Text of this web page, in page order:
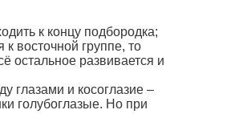
к концу подбородка;
восточной группе, то
остальное развивается и
глазами и косоглазие –
голубоглазые. Но при